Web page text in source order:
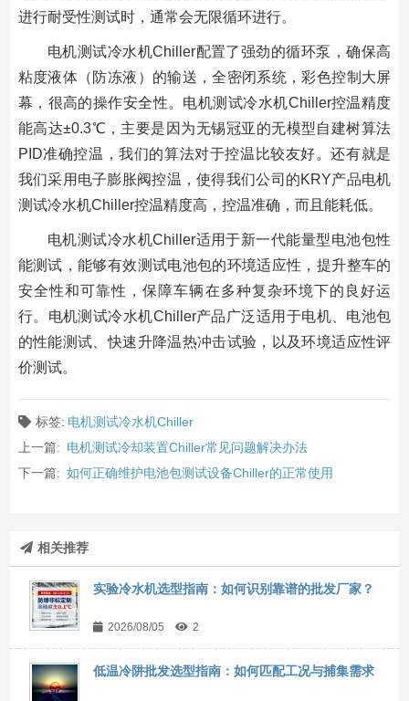
进行耐受性测试时，通常会无限循环进行。
电机测试冷水机Chiller配置了强劲的循环泵，确保高
粘度液体（防冻液）的输送，全密闭系统，彩色控制大屏
幕，很高的操作安全性。电机测试冷水机Chiller控温精度
能高达±0.3℃，主要是因为无锡冠亚的无模型自建树算法
PID准确控温，我们的算法对于控温比较友好。还有就是
我们采用电子膨胀阀控温，使得我们公司的KRY产品电机
测试冷水机Chiller控温精度高，控温准确，而且能耗低。
电机测试冷水机Chiller适用于新一代能量型电池包性
能测试，能够有效测试电池包的环境适应性，提升整车的
安全性和可靠性，保障车辆在多种复杂环境下的良好运
行。电机测试冷水机Chiller产品广泛适用于电机、电池包
的性能测试、快速升降温热冲击试验，以及环境适应性评
价测试。
标签: 电机测试冷水机Chiller
上一篇: 电机测试冷却装置Chiller常见问题解决办法
下一篇: 如何正确维护电池包测试设备Chiller的正常使用
相关推荐
实验冷水机选型指南：如何识别靠谱的批发厂家？
2026/08/05 2
低温冷阱批发选型指南：如何匹配工况与捕集需求